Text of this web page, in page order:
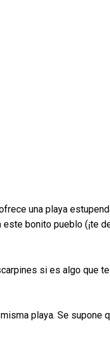
una playa
este bonito pueblo (¡te
si es algo que
playa. Se supone